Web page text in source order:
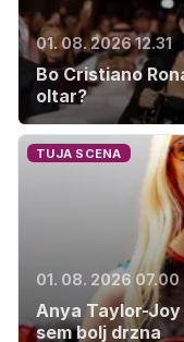
01. 08. 2026 12.31
Bo Cristiano
oltar?
TUJA SCENA
01. 08. 2026 07.00
Anya Taylor-Joy
sem bolj drzna